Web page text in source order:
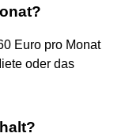
Euro pro Monat
oder das